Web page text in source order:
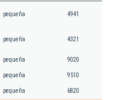
pequeña 4941
pequeña 4321
pequeña 9020
pequeña 9510
pequeña 6820